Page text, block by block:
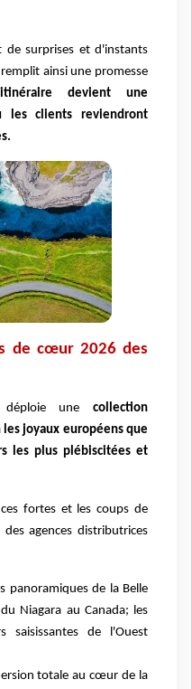
de surprises et d'instants
ainsi une promesse
devient une
les clients reviendront
de cœur 2026 des
déploie une collection
joyaux européens que
les plus plébiscitées et
fortes et les coups de
agences distributrices
panoramiques de la Belle
Niagara au Canada; les
saisissantes de l'Ouest
totale au cœur de la